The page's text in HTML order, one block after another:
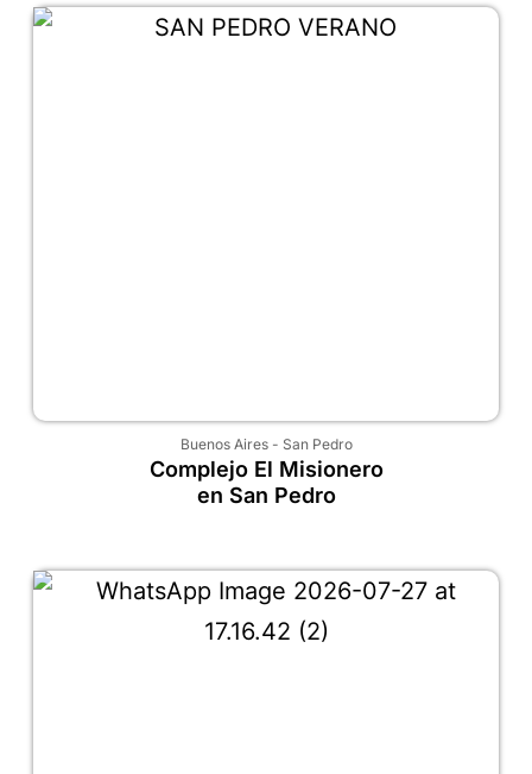
Buenos Aires- San Pedro
Complejo El Misionero
en San Pedro